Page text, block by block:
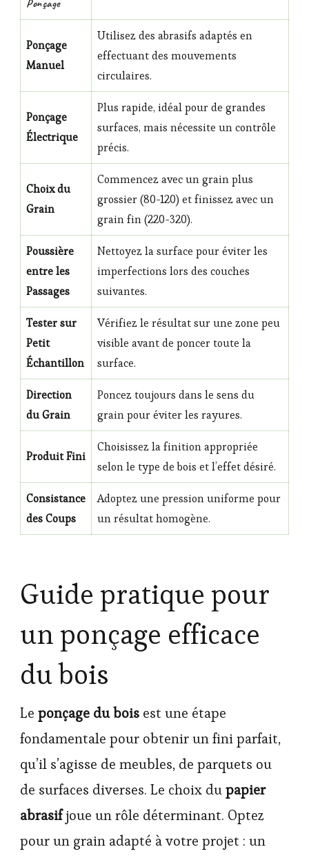
Ponçage
Ponçage
Manuel
Utilisez des abrasifs adaptés en
effectuant des mouvements
circulaires.
Ponçage
Électrique
Plus rapide, idéal pour de grandes
surfaces, mais nécessite un contrôle
précis.
Choix du
Grain
Commencez avec un grain plus
grossier (80-120) et finissez avec un
grain fin (220-320).
Poussière
entre les
Passages
Nettoyez la surface pour éviter les
imperfections lors des couches
suivantes.
Tester sur
Petit
Échantillon
Vérifiez le résultat sur une zone peu
visible avant de poncer toute la
surface.
Direction
du Grain
Poncez toujours dans le sens du
grain pour éviter les rayures.
Produit Fini
Choisissez la finition appropriée
selon le type de bois et l’effet désiré.
Consistance
des Coups
Adoptez une pression uniforme pour
un résultat homogène.
Guide pratique pour
un ponçage efficace
du bois
Le ponçage du bois est une étape
fondamentale pour obtenir un fini parfait,
qu’il s’agisse de meubles, de parquets ou
de surfaces diverses. Le choix dupapier
abrasifjoue un rôle déterminant. Optez
pour un grain adapté à votre projet : un